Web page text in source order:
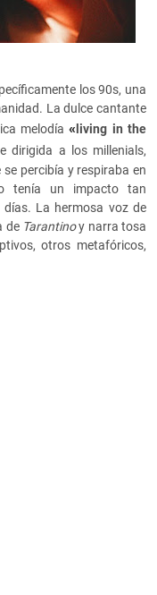
los 90s, una
La dulce cantante
melodía« living in the
dirigida a los millenials,
percibía y respiraba en
tenía un impacto tan
La hermosa voz de
de Tarantinoy narra tosa
otros metafóricos,